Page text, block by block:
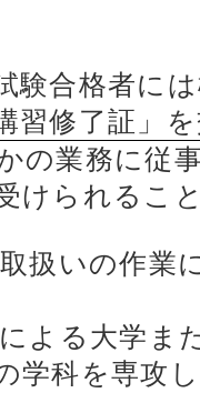
験合格者に
習修了証」
の業務に従
けられるこ
扱いの作業
よる大学ま
学科を専攻